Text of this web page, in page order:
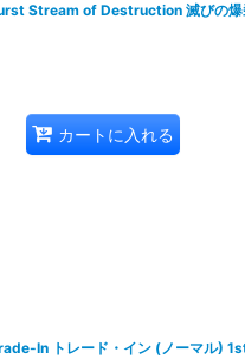
Stream of Destruction 滅びの爆
カートに入れる
In トレード・イン (ノーマル)